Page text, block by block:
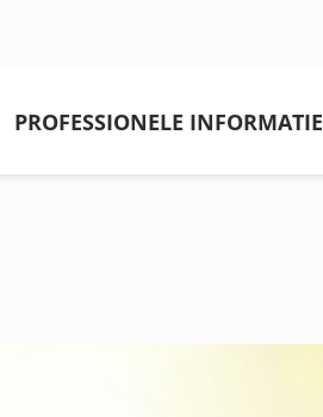
PROFESSIONELE INFORMATIE